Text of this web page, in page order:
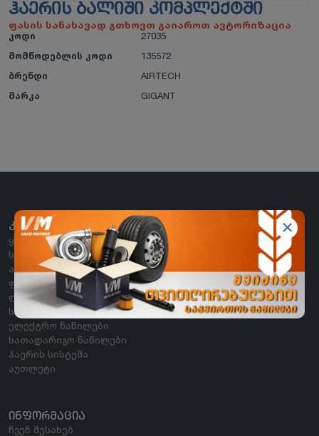
ᲰᲐᲔᲠᲘᲡ ᲑᲐᲚᲘᲨᲘ ᲙᲝᲛᲞᲚᲔᲥᲢᲨᲘ
ფასის სანახავად გთხოვთ გაიაროთ ავტორიზაცია
კოდი
27035
მომწოდებლის კოდი
135572
ბრენდი
AIRTECH
მარკა
GIGANT
ᲙᲐᲢᲔᲒᲝᲠᲘᲔᲑᲘ
ყველა კატეგორია
საბურავი
აკუმულატორი
ფილტრები
ლუბრიკანტები
სამუხრუჭე სისტემა
ელექტრო ნაწილები
სათადარიგო ნაწილები
ჰაერის სისტემა
აუთლეტი
ᲘᲜᲤᲝᲠᲛᲐᲪᲘᲐ
ჩვენ შესახებ